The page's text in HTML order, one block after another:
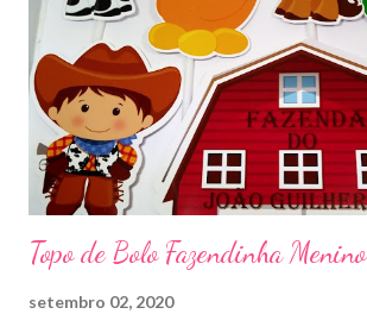
Topo de Bolo Fazendinha Menino
setembro 02, 2020